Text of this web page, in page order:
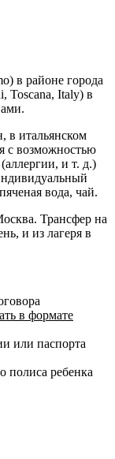
в районе города
Toscana, Italy) в
в итальянском
с возможностью
и т. д.)
вода, чай.
Трансфер на
и из лагеря в
в формате
или паспорта
полиса ребенка